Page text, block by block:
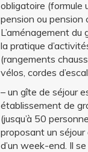
obligatoire (formule
pension ou pension
L’aménagement
la pratique
(rangements
vélos, cordes
– un gîte de séjour
établissement de
(jusqu’à 50
proposant un séjour
d’un week-end. Il